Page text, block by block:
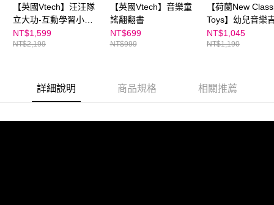
任。
４．使用「AFTEE先享後付」時，將依據個別帳號之用戶狀況，依本公司即
時審查核予不同之上限額度；若仍有額度不足之情形，本公司將視審查結果
請求用戶進行身份認證。
５．嚴禁一人註冊多個帳號或使用他人資訊註冊。若發現惡意使用之情形，
【英國Vtech】汪汪隊
立大功-互動學習小筆
電(新版)
NT$1,599
NT$2,199
【英國Vtech】音樂童
謠翻翻書
NT$699
NT$999
【荷蘭New
Toys】幼兒音樂
經典版B- 10344
NT$1,045
NT$1,190
詳細說明 商品規格 相關推薦